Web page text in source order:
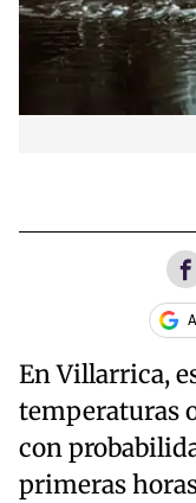
En Villarrica,
temperaturas
con
primeras